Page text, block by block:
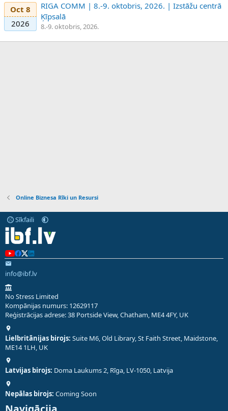
Oct 8
2026
RIGA COMM | 8.-9. oktobris, 2026. | Izstāžu centrā
Ķīpsalā
8.-9. oktobris, 2026.
Online Biznesa Rīki un Resursi
Sīkfaili
info@ibf.lv
No Stress Limited
Kompānijas numurs: 12629117
Reģistrācijas adrese: 38 Portside View, Chatham, ME4 4FY, UK
Lielbritānijas birojs: Suite M6, Old Library, St Faith Street, Maidstone,
ME14 1LH, UK
Latvijas birojs: Doma Laukums 2, Rīga, LV-1050, Latvija
Nepālas birojs: Coming Soon